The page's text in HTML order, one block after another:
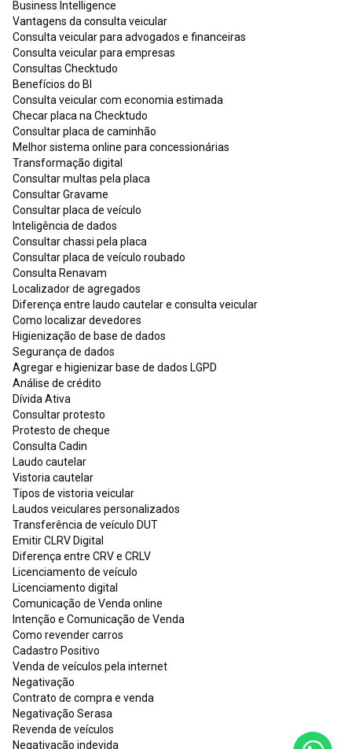
Business Intelligence
Vantagens da consulta veicular
Consulta veicular para advogados e financeiras
Consulta veicular para empresas
Consultas Checktudo
Benefícios do BI
Consulta veicular com economia estimada
Checar placa na Checktudo
Consultar placa de caminhão
Melhor sistema online para concessionárias
Transformação digital
Consultar multas pela placa
Consultar Gravame
Consultar placa de veículo
Inteligência de dados
Consultar chassi pela placa
Consultar placa de veículo roubado
Consulta Renavam
Localizador de agregados
Diferença entre laudo cautelar e consulta veicular
Como localizar devedores
Higienização de base de dados
Segurança de dados
Agregar e higienizar base de dados LGPD
Análise de crédito
Dívida Ativa
Consultar protesto
Protesto de cheque
Consulta Cadin
Laudo cautelar
Vistoria cautelar
Tipos de vistoria veicular
Laudos veiculares personalizados
Transferência de veículo DUT
Emitir CLRV Digital
Diferença entre CRV e CRLV
Licenciamento de veículo
Licenciamento digital
Comunicação de Venda online
Intenção e Comunicação de Venda
Como revender carros
Cadastro Positivo
Venda de veículos pela internet
Negativação
Contrato de compra e venda
Negativação Serasa
Revenda de veículos
Negativação indevida